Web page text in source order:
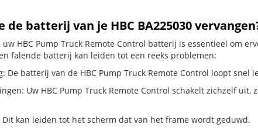
de batterij van je HBC BA225030
HBC Pump Truck Remote Control batterij is essentieel om
falende batterij kan leiden tot een reeks problemen:
De batterij van de HBC Pump Truck Remote Control loopt snel
Uw HBC Pump Truck Remote Control schakelt zichzelf
kan leiden tot het scherm dat van het frame wordt geduwd.